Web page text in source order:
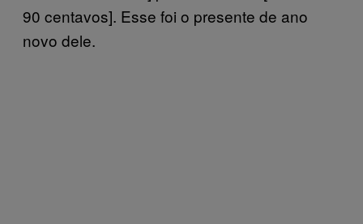
90 centavos]. Esse foi o presente de ano
novo dele.